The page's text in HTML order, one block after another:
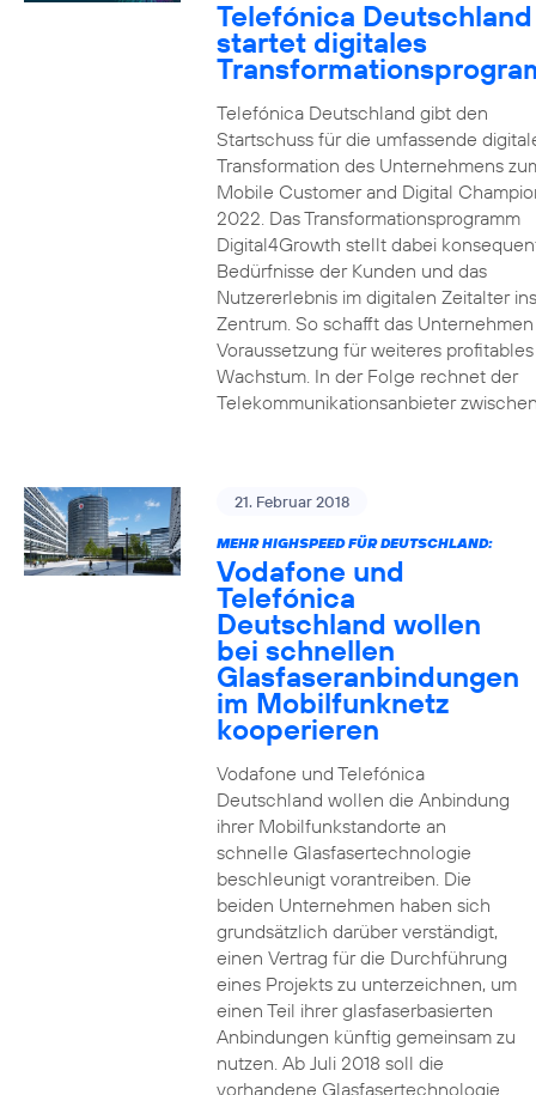
Telefónica Deutschland
startet digitales
Telefónica Deutschland gibt den
Startschuss für die umfassende
Transformation des Unternehmens
Mobile Customer and Digital
2022. Das Transformationsprogramm
Digital4Growth stellt dabei
Bedürfnisse der Kunden und das
Nutzererlebnis im digitalen Zeitalter ins
Zentrum. So schafft das
Voraussetzung für weiteres profitables
Wachstum. In der Folge rechnet der
Telekommunikationsanbieter
21. Februar 2018
MEHR HIGHSPEED FÜR DEUTSCHLAND:
Vodafone und
Telefónica
Deutschland wollen
bei schnellen
Glasfaseranbindungen
im Mobilfunknetz
kooperieren
Vodafone und Telefónica
Deutschland wollen die Anbindung
ihrer Mobilfunkstandorte an
schnelle Glasfasertechnologie
beschleunigt vorantreiben. Die
beiden Unternehmen haben sich
grundsätzlich darüber verständigt,
einen Vertrag für die Durchführung
eines Projekts zu unterzeichnen, um
einen Teil ihrer glasfaserbasierten
Anbindungen künftig gemeinsam zu
nutzen. Ab Juli 2018 soll die
vorhandene Glasfasertechnologie